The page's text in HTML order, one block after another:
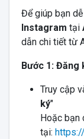
Để giúp bạn
Instagram tại
dẫn chi tiết từ
Bước 1: Đăng
Truy cập
ký"
Hoặc bạn
tại: